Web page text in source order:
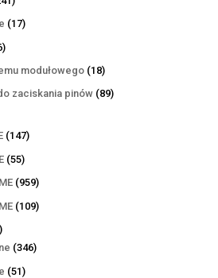
produktów
1717
106
produktów
modułowego 1818
produktów
zaciskania pinów 8989
147147
5555
produktów
959959
produktów
109109
405
produktów
346346
5151